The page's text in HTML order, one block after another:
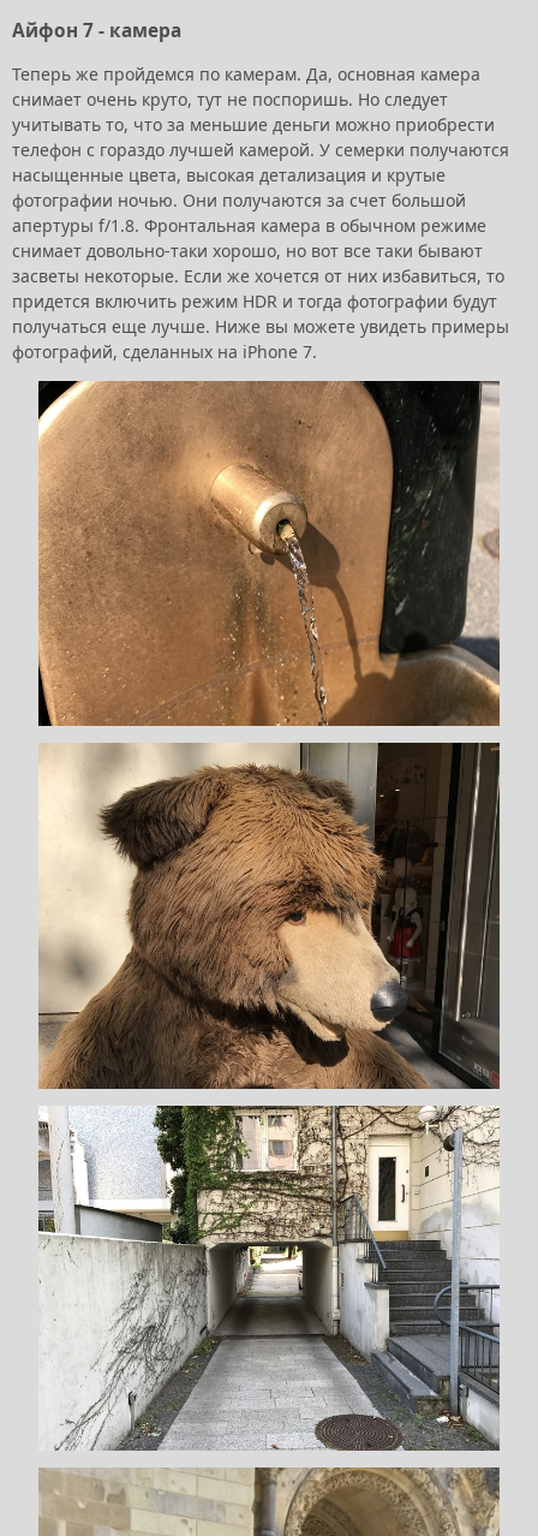
Айфон 7 - камера
Теперь же пройдемся по камерам. Да, основная камера
снимает очень круто, тут не поспоришь. Но следует
учитывать то, что за меньшие деньги можно приобрести
телефон с гораздо лучшей камерой. У семерки получаются
насыщенные цвета, высокая детализация и крутые
фотографии ночью. Они получаются за счет большой
апертуры f/1.8. Фронтальная камера в обычном режиме
снимает довольно-таки хорошо, но вот все таки бывают
засветы некоторые. Если же хочется от них избавиться, то
придется включить режим HDR и тогда фотографии будут
получаться еще лучше. Ниже вы можете увидеть примеры
фотографий, сделанных на iPhone 7.